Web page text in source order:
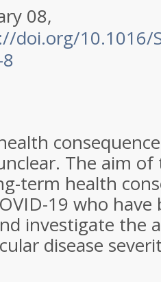
08,
doi.org/10.1016/
The aim
term health
19 who have
investigate the
disease